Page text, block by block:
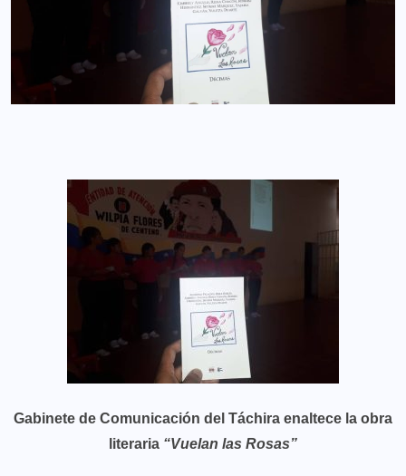
Gabinete de Comunicación del Táchira enaltece la obra
literaria “Vuelan las Rosas”